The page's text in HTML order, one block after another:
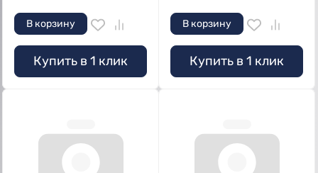
В корзину
Купить в 1 клик
В корзину
Купить в 1 клик